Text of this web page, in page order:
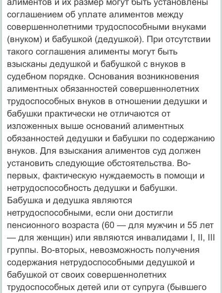
соглашением об уплате али­ментов между
совершеннолетними трудоспособными внуками
(внуком) и бабушкой (дедушкой). При отсутствии
такого согла­шения алименты могут быть
взысканы дедушкой и бабушкой с внуков в
судебном порядке. Основания возникновения
алиментных обязанностей совершеннолетних
трудоспособных внуков в отношении дедушки и
бабушки практически не отличаются от
изложенных выше оснований алиментных
обязанностей дедушки и бабушки по содержанию
внуков. Для взыскания алиментов суд должен
установить следующие обстоятельства. Во-
первых, фактическую нуждаемость в помощи и
нетрудоспособность дедушки и бабушки.
Бабушка и дедушка являются
нетрудоспособными, если они достигли
пенсионного возраста (60 — для мужчин и 55 лет
— для женщин) или являются инвалидами I, II, III
группы. Во-вторых, невозможность получения
содержания нетрудоспособными дедушкой и
бабушкой от своих совершеннолетних
трудоспособных детей или от супруга (бывшего